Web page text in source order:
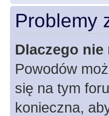
Problemy
Dlaczego
Powodów
się na tym
konieczna,